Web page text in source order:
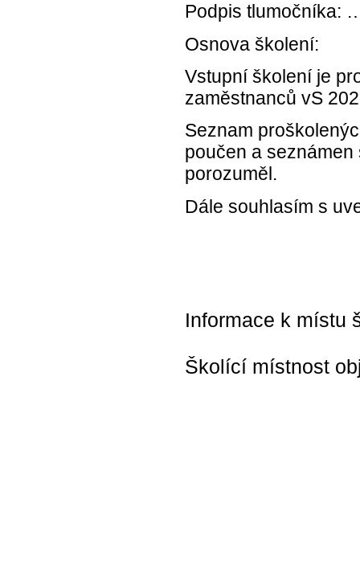
Podpis
Osnova školení:
Vstupní školení je
zaměstnanců vS
Seznam
poučen a
porozuměl.
Dále souhlasím s
Informace k místu
Školící místnost